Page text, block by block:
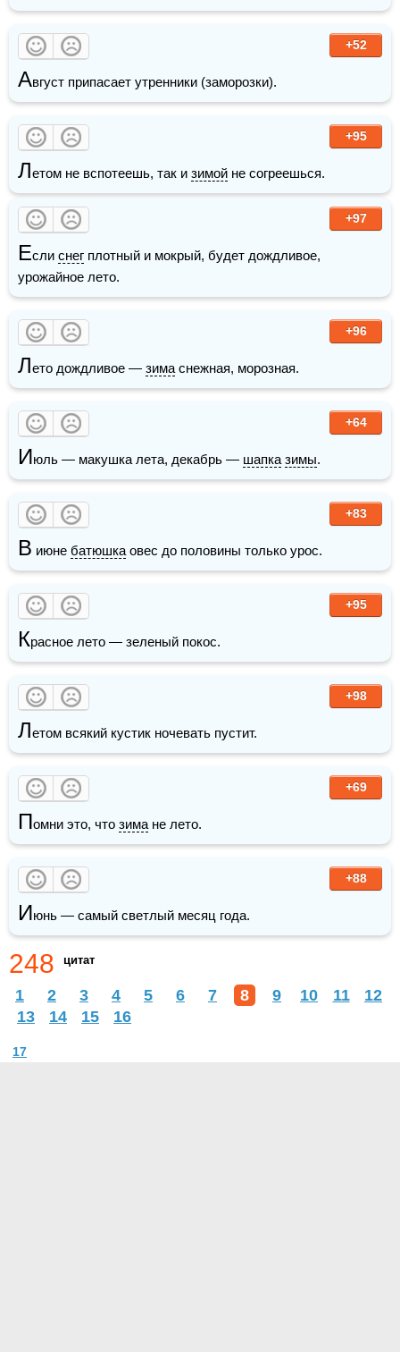
+52
Август припасает утренники (заморозки).
+95
Летом не вспотеешь, так и зимой не согреешься.
+97
Если снег плотный и мокрый, будет дождливое,
урожайное лето.
+96
Лето дождливое — зима снежная, морозная.
+64
Июль — макушка лета, декабрь — шапка зимы.
+83
В июне батюшка овес до половины только урос.
+95
Красное лето — зеленый покос.
+98
Летом всякий кустик ночевать пустит.
+69
Помни это, что зима не лето.
+88
Июнь — самый светлый месяц года.
248 цитат
1 2 3 4 5 6 7 8 9 10 11
12
13
14 15 16
17